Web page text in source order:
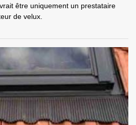
être uniquement un prestataire
de velux.